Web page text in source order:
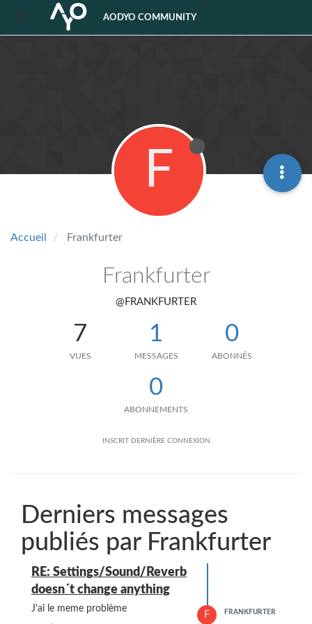
AODYO COMMUNITY
Accueil Frankfurter
F
Frankfurter
@FRANKFURTER
7
VUES
1
MESSAGES
0
ABONNÉS
0
ABONNEMENTS
INSCRIT DERNIÈRE CONNEXION
Derniers messages
publiés par Frankfurter
RE: Settings/Sound/Reverb
doesn´t change anything
J'ai le meme problème
F FRANKFURTER